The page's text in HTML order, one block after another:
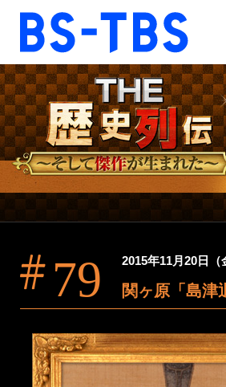
BS-TBS
BS-TBS
ドラマ
報道
音楽
ファンクラブ
視聴方法
ご意見・ご感想
79 2015年11月20日（
関ヶ原「島